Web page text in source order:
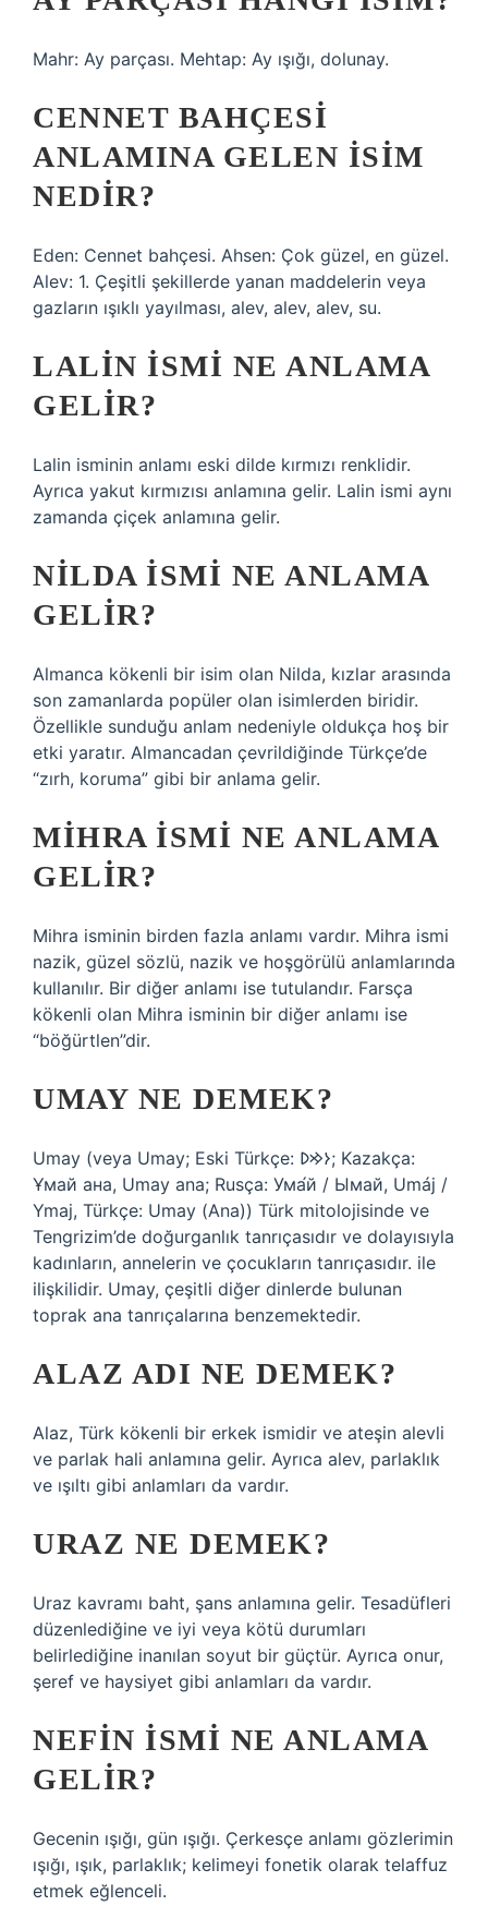
Mahr: Ay parçası. Mehtap: Ay ışığı, dolunay.
CENNET BAHÇESI
ANLAMINA GELEN ISIM
NEDIR?
Eden: Cennet bahçesi. Ahsen: Çok güzel, en güzel.
Alev: 1. Çeşitli şekillerde yanan maddelerin veya
gazların ışıklı yayılması, alev, alev, alev, su.
LALIN ISMI NE ANLAMA
GELIR?
Lalin isminin anlamı eski dilde kırmızı renklidir.
Ayrıca yakut kırmızısı anlamına gelir. Lalin ismi aynı
zamanda çiçek anlamına gelir.
NILDA ISMI NE ANLAMA
GELIR?
Almanca kökenli bir isim olan Nilda, kızlar arasında
son zamanlarda popüler olan isimlerden biridir.
Özellikle sunduğu anlam nedeniyle oldukça hoş bir
etki yaratır. Almancadan çevrildiğinde Türkçe’de
“zırh, koruma” gibi bir anlama gelir.
MIHRA ISMI NE ANLAMA
GELIR?
Mihra isminin birden fazla anlamı vardır. Mihra ismi
nazik, güzel sözlü, nazik ve hoşgörülü anlamlarında
kullanılır. Bir diğer anlamı ise tutulandır. Farsça
kökenli olan Mihra isminin bir diğer anlamı ise
“böğürtlen”dir.
UMAY NE DEMEK?
Umay (veya Umay; Eski Türkçe: 𐰆𐰢𐰖; Kazakça:
Ұмай aна, Umay ana; Rusça: Ума́й / Ымай, Umáj /
Ymaj, Türkçe: Umay (Ana)) Türk mitolojisinde ve
Tengrizim’de doğurganlık tanrıçasıdır ve dolayısıyla
kadınların, annelerin ve çocukların tanrıçasıdır. ile
ilişkilidir. Umay, çeşitli diğer dinlerde bulunan
toprak ana tanrıçalarına benzemektedir.
ALAZ ADI NE DEMEK?
Alaz, Türk kökenli bir erkek ismidir ve ateşin alevli
ve parlak hali anlamına gelir. Ayrıca alev, parlaklık
ve ışıltı gibi anlamları da vardır.
URAZ NE DEMEK?
Uraz kavramı baht, şans anlamına gelir. Tesadüfleri
düzenlediğine ve iyi veya kötü durumları
belirlediğine inanılan soyut bir güçtür. Ayrıca onur,
şeref ve haysiyet gibi anlamları da vardır.
NEFIN ISMI NE ANLAMA
GELIR?
Gecenin ışığı, gün ışığı. Çerkesçe anlamı gözlerimin
ışığı, ışık, parlaklık; kelimeyi fonetik olarak telaffuz
etmek eğlenceli.